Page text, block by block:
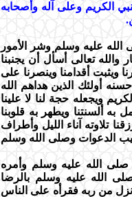
الكريم وعلى آله وأصحابه
عليه وسلم وشر الأمور
تعالى أسأل أن يجنبنا
ويثبت أقدامنا وينصرنا على
أولئك الذين هداهم الله
ويجعله حجة لنا لا علينا
به ألسنتنا ويطهر به قلوبنا
تلاوته آناء الليل وأطراف
الدعوات وصلى الله وسلم
صلى الله عليه وسلم وأمره
الله عليه وسلم بالرضا
أنزل من ربه فقرأه على الناس